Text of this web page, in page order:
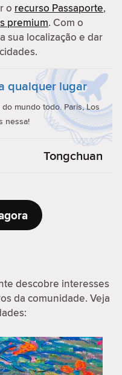
o recurso Passaporte,
premium. Com o
sua localização e dar
qualquer lugar
mundo todo. Paris, Los
nessa!
Tongchuan
descobre interesses
da comunidade. Veja